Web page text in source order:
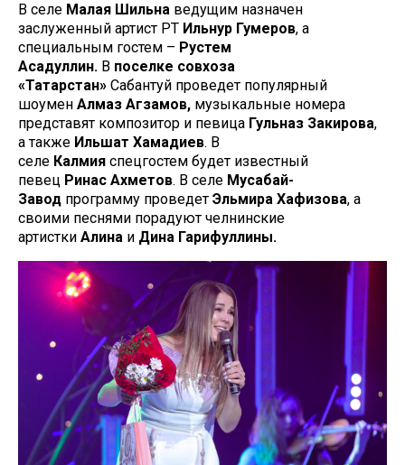
В селе Малая Шильна ведущим назначен
заслуженный артист РТ Ильнур Гумеров, а
специальным гостем – Рустем
Асадуллин. В поселке совхоза
«Татарстан» Сабантуй проведет популярный
шоумен Алмаз Агзамов, музыкальные номера
представят композитор и певица Гульназ Закирова,
а также Ильшат Хамадиев. В
селе Калмия спецгостем будет известный
певец Ринас Ахметов. В селе Мусабай-
Завод программу проведет Эльмира Хафизова, а
своими песнями порадуют челнинские
артистки Алина и Дина Гарифуллины.